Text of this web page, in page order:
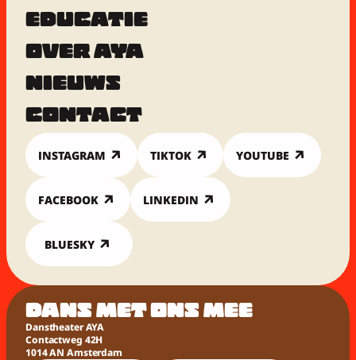
EDUCATIE
OVER AYA
NIEUWS
CONTACT
INSTAGRAM TIKTOK YOUTUBE
FACEBOOK LINKEDIN
BLUESKY
DANS MET ONS MEE
Danstheater AYA
Contactweg 42H
1014 AN Amsterdam